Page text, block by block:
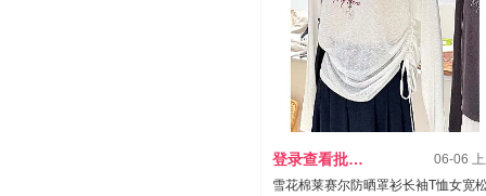
登录查看批发价
06-06
雪花棉莱赛尔防晒罩衫长袖T恤女宽